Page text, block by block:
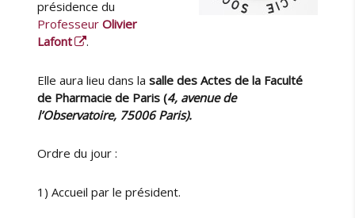
a
S
H
0
présidence du
ProfesseurOlivier
Lafont
.
Elle aura lieu dans lasalle des Actes de la Faculté
de Pharmacie de Paris (4, avenue de
l’Observatoire, 75006 Paris).
Ordre du jour :
1) Accueil par le président.